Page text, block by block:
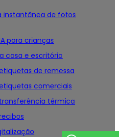
instantânea de fotos
para crianças
casa e escritório
de remessa
comerciais
térmica